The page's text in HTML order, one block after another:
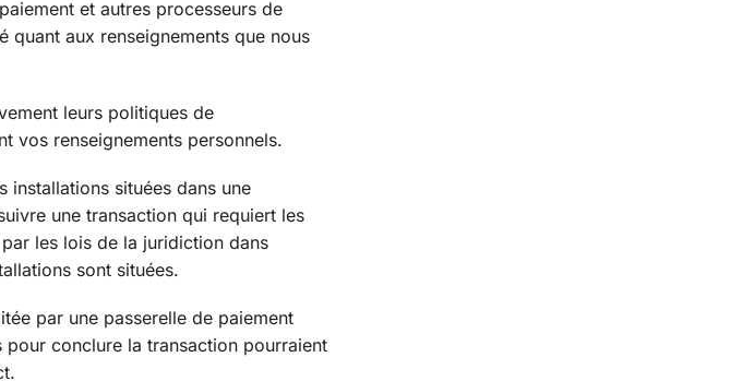
et autres processeurs de
aux renseignements que nous
leurs politiques de
vos renseignements personnels.
installations situées dans une
une transaction qui requiert les
les lois de la juridiction dans
sont situées.
par une passerelle de paiement
pour conclure la transaction pourraient